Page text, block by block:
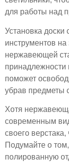
для работы над
Установка
инструментов на
нержавеющей
принадлежности
поможет
убрав предметы
Хотя
современным
своего
Подумайте о
полированную